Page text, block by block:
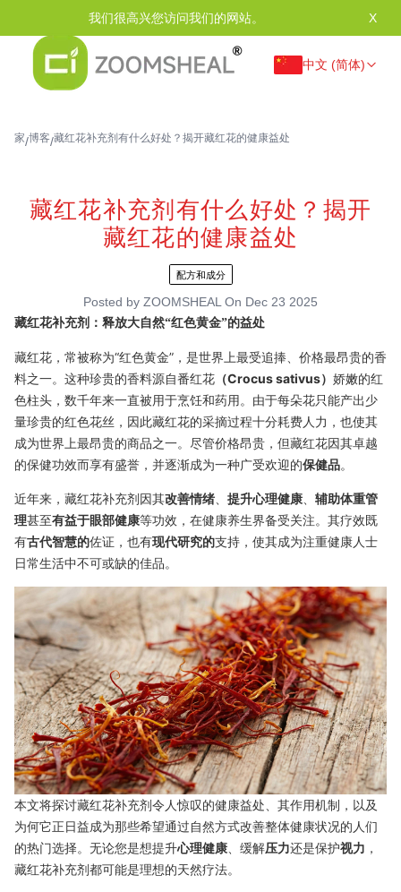
我们很高兴您访问我们的网站。 X
中文 (简体)
家/博客/藏红花补充剂有什么好处？揭开藏红花的健康益处
藏红花补充剂有什么好处？揭开
藏红花的健康益处
配方和成分
Posted by ZOOMSHEAL On Dec 23 2025
藏红花补充剂：释放大自然“红色黄金”的益处
藏红花，常被称为“红色黄金”，是世界上最受追捧、价格最昂贵的香
料之一。这种珍贵的香料源自番红花 （Crocus sativus） 娇嫩的红
色柱头，数千年来一直被用于烹饪和药用。由于每朵花只能产出少
量珍贵的红色花丝，因此藏红花的采摘过程十分耗费人力，也使其
成为世界上最昂贵的商品之一。尽管价格昂贵，但藏红花因其卓越
的保健功效而享有盛誉，并逐渐成为一种广受欢迎的保健品。
近年来，藏红花补充剂因其改善情绪 提升心理健康
辅助体重管
理甚至有益于眼部健康等功效，在健康养生界备受关注。其疗效既
有古代智慧的佐证，也有现代研究的支持，使其成为注重健康人士
日常生活中不可或缺的佳品。
本文将探讨藏红花补充剂令人惊叹的健康益处、其作用机制，以及
为何它正日益成为那些希望通过自然方式改善整体健康状况的人们
的热门选择。无论您是想提升心理健康 、缓解压力还是保护视力 ，
藏红花补充剂都可能是理想的天然疗法。